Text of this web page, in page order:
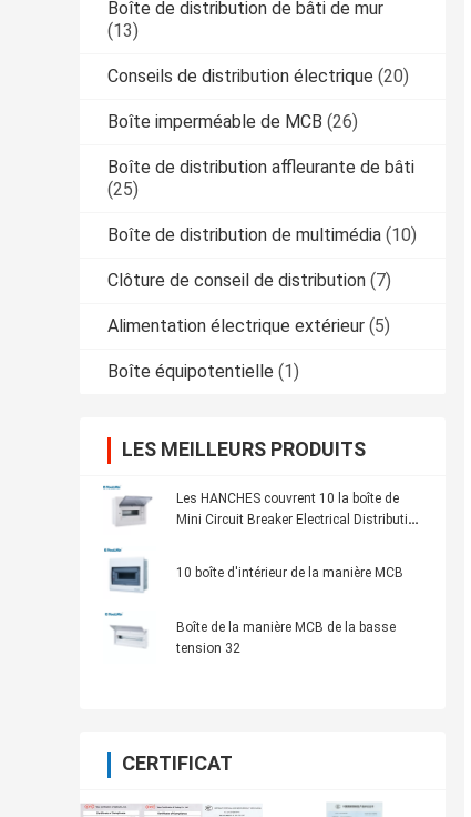
Boîte de distribution de bâti de mur
(13)
Conseils de distribution électrique (20)
Boîte imperméable de MCB (26)
Boîte de distribution affleurante de bâti
(25)
Boîte de distribution de multimédia (10)
Clôture de conseil de distribution (7)
Alimentation électrique extérieur (5)
Boîte équipotentielle (1)
LES MEILLEURS PRODUITS
Les HANCHES couvrent 10 la boîte de
Mini Circuit Breaker Electrical Distribution
10 boîte d'intérieur de la manière MCB
Boîte de la manière MCB de la basse
tension 32
CERTIFICAT